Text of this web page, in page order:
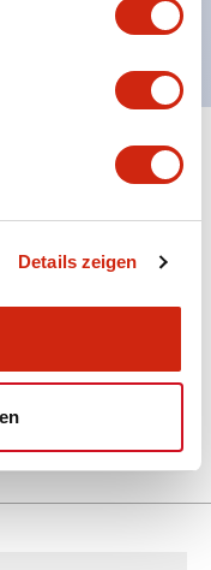
Details zeigen
verfügbar